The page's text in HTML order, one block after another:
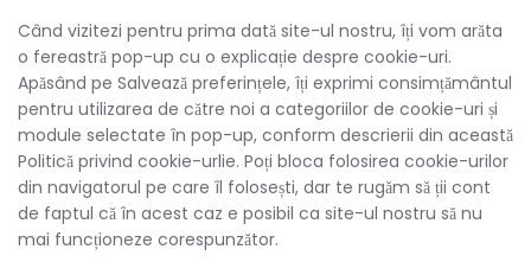
Când vizitezi pentru prima dată site-ul nostru, îți vom arăta
o fereastră pop-up cu o explicație despre cookie-uri.
Apăsând pe Salvează preferințele, îți exprimi consimțământul
pentru utilizarea de către noi a categoriilor de cookie-uri și
module selectate în pop-up, conform descrierii din această
Politică privind cookie-urlie. Poți bloca folosirea cookie-urilor
din navigatorul pe care îl folosești, dar te rugăm să ții cont
de faptul că în acest caz e posibil ca site-ul nostru să nu
mai funcționeze corespunzător.